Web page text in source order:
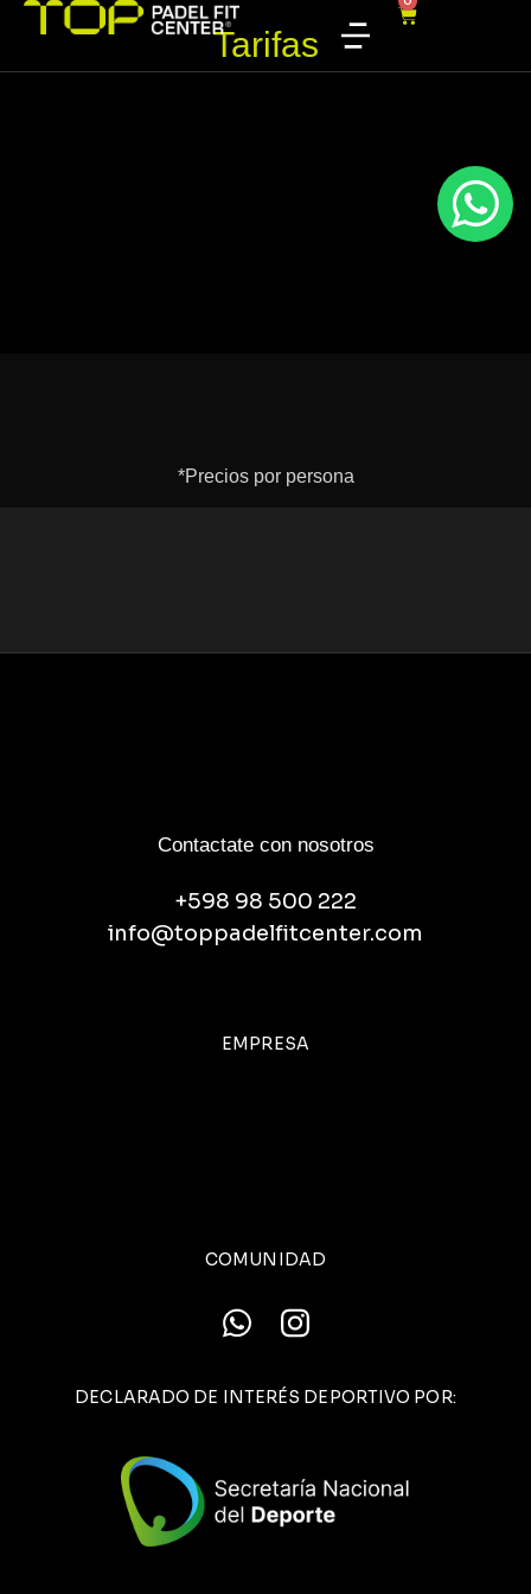
Tarifas
*Precios por persona
Contactate con nosotros
+598 98 500 222
info@toppadelfitcenter.com
EMPRESA
COMUNIDAD
DECLARADO DE INTERÉS DEPORTIVO POR: